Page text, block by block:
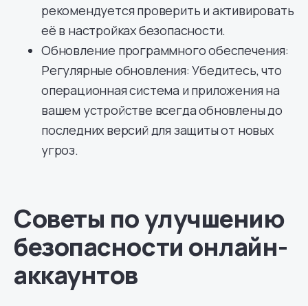
рекомендуется проверить и активировать
её в настройках безопасности.
Обновление программного обеспечения:
Регулярные обновления: Убедитесь, что
операционная система и приложения на
вашем устройстве всегда обновлены до
последних версий для защиты от новых
угроз.
Советы по улучшению
безопасности онлайн-
аккаунтов